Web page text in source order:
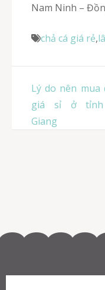
Nam Ninh –
chả cá giá rẻ,
Điều
hướng
bài
Lý do nên mua
giá sỉ ở tỉnh
Giang